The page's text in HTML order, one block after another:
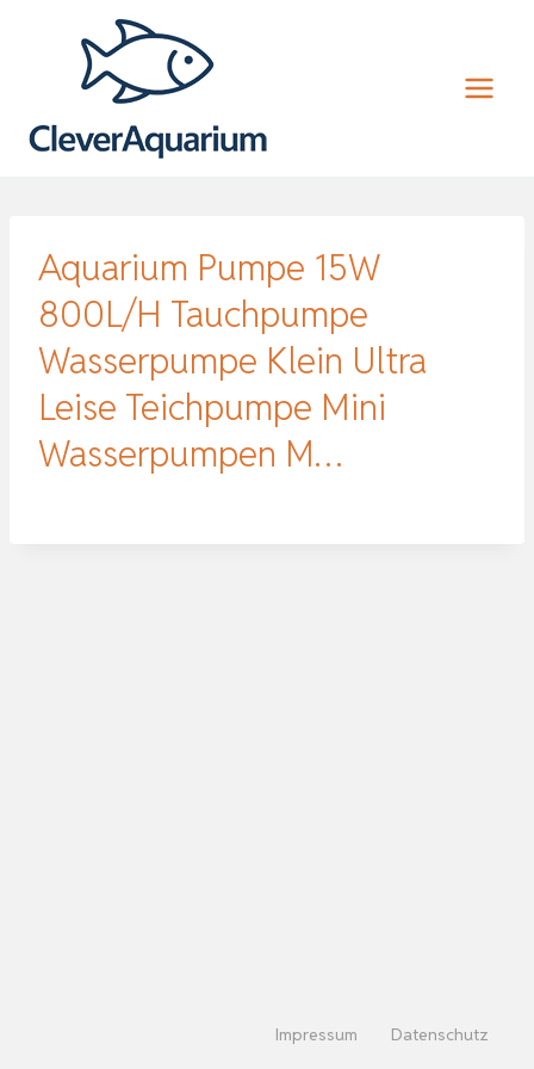
Aquarium Pumpe 15W
800L/H Tauchpumpe
Wasserpumpe Klein Ultra
Leise Teichpumpe Mini
Wasserpumpen M…
Impressum Datenschutz